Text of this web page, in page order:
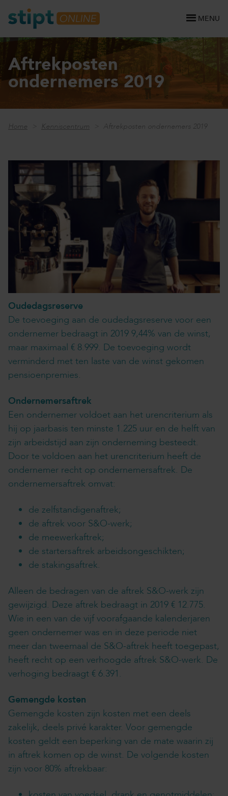
MENU
Aftrekposten
ondernemers 2019
Home Kenniscentrum Aftrekposten ondernemers 2019
Oudedagsreserve
De toevoeging aan de oudedagsreserve voor een
ondernemer bedraagt in 2019 9,44% van de winst,
maar maximaal € 8.999. De toevoeging wordt
verminderd met ten laste van de winst gekomen
pensioenpremies.
Ondernemersaftrek
Een ondernemer voldoet aan het urencriterium als
hij op jaarbasis ten minste 1.225 uur en de helft van
zijn arbeidstijd aan zijn onderneming besteedt.
Door te voldoen aan het urencriterium heeft de
ondernemer recht op ondernemersaftrek. De
ondernemersaftrek omvat:
de zelfstandigenaftrek;
de aftrek voor S&O-werk;
de meewerkaftrek;
de startersaftrek arbeidsongeschikten;
de stakingsaftrek.
Alleen de bedragen van de aftrek S&O-werk zijn
gewijzigd. Deze aftrek bedraagt in 2019 € 12.775.
Wie in een van de vijf voorafgaande kalenderjaren
geen ondernemer was en in deze periode niet
meer dan tweemaal de S&O-aftrek heeft toegepast,
heeft recht op een verhoogde aftrek S&O-werk. De
verhoging bedraagt € 6.391.
Gemengde kosten
Gemengde kosten zijn kosten met een deels
zakelijk, deels privé karakter. Voor gemengde
kosten geldt een beperking van de mate waarin zij
in aftrek komen op de winst. De volgende kosten
zijn voor 80% aftrekbaar: